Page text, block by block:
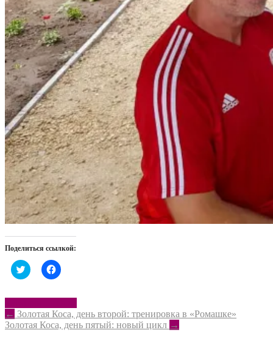
Поделиться ссылкой:
Нажмите,
чтобы
Twitter
(Открывается
в
новом
окне)
Нажмите,
чтобы
Facebook
(Открывается
в
новом
окне)
Post
navigation
← Золотая Коса, день второй: тренировка в «Ромашке»
Золотая Коса, день пятый: новый цикл →